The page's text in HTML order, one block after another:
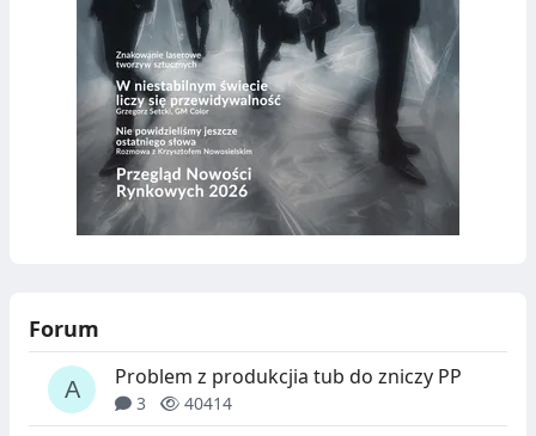
Forum
Problem z produkcjia tub do zniczy PP
3 40414